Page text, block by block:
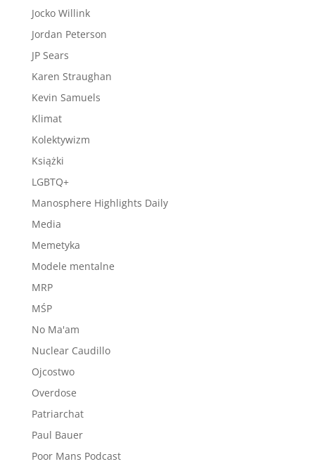
Jocko Willink
Jordan Peterson
JP Sears
Karen Straughan
Kevin Samuels
Klimat
Kolektywizm
Książki
LGBTQ+
Manosphere Highlights Daily
Media
Memetyka
Modele mentalne
MRP
MŚP
No Ma'am
Nuclear Caudillo
Ojcostwo
Overdose
Patriarchat
Paul Bauer
Poor Mans Podcast